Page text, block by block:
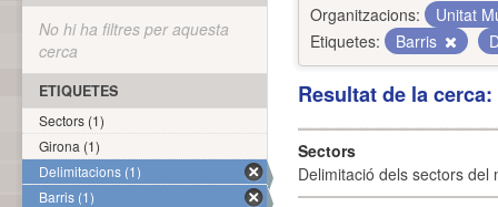
Organitzacions:
Unitat
Etiquetes:
Barris
Resultat de la
Sectors
Delimitació dels sectors del
No hi ha filtres per aquesta
cerca
ETIQUETES
Sectors (1)
Girona (1)
Delimitacions (1)
Barris (1)